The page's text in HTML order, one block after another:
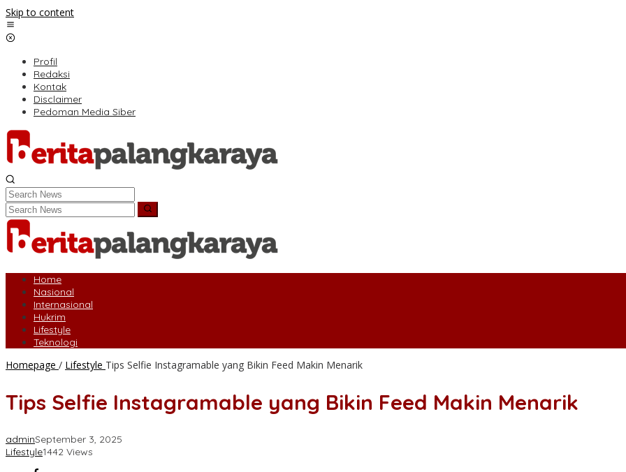
Skip to content
Profil
Redaksi
Kontak
Disclaimer
Pedoman Media Siber
Home
Nasional
Internasional
Hukrim
Lifestyle
Teknologi
Homepage / Lifestyle Tips Selfie Instagramable yang Bikin Feed Makin Menarik
Tips Selfie Instagramable yang Bikin Feed Makin Menarik
adminSeptember 3, 2025
Lifestyle1442 Views